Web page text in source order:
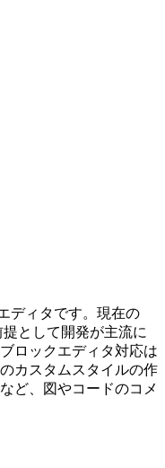
ディタです。現在の
提として開発が主流に
ロックエディタ対応は
カスタムスタイルの作
ど、図やコードのコメ